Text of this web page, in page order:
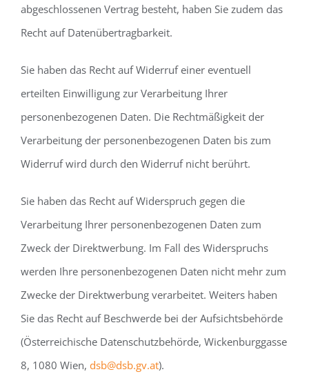
abgeschlossenen Vertrag besteht, haben Sie zudem das
Recht auf Datenübertragbarkeit.
Sie haben das Recht auf Widerruf einer eventuell
erteilten Einwilligung zur Verarbeitung Ihrer
personenbezogenen Daten. Die Rechtmäßigkeit der
Verarbeitung der personenbezogenen Daten bis zum
Widerruf wird durch den Widerruf nicht berührt.
Sie haben das Recht auf Widerspruch gegen die
Verarbeitung Ihrer personenbezogenen Daten zum
Zweck der Direktwerbung. Im Fall des Widerspruchs
werden Ihre personenbezogenen Daten nicht mehr zum
Zwecke der Direktwerbung verarbeitet. Weiters haben
Sie das Recht auf Beschwerde bei der Aufsichtsbehörde
(Österreichische Datenschutzbehörde, Wickenburggasse
8, 1080 Wien, dsb@dsb.gv.at).